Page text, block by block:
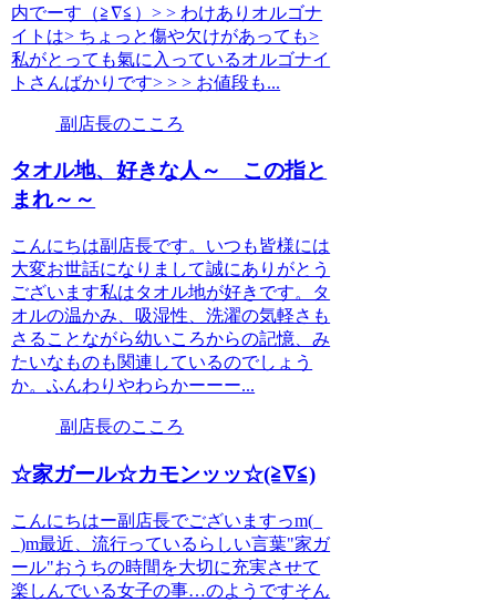
内でーす（≧∇≦）> > わけありオルゴナ
イトは> ちょっと傷や欠けがあっても>
私がとっても氣に入っているオルゴナイ
トさんばかりです> > > お値段も...
副店長のこころ
タオル地、好きな人～ この指と
まれ～～
こんにちは副店長です。いつも皆様には
大変お世話になりまして誠にありがとう
ございます私はタオル地が好きです。タ
オルの温かみ、吸湿性、洗濯の気軽さも
さることながら幼いころからの記憶、み
たいなものも関連しているのでしょう
か。ふんわりやわらかーーー...
副店長のこころ
☆家ガール☆カモンッッ☆(≧∇≦)
こんにちはー副店長でございますっm(_
_)m最近、流行っているらしい言葉"家ガ
ール"おうちの時間を大切に充実させて
楽しんでいる女子の事…のようですそん